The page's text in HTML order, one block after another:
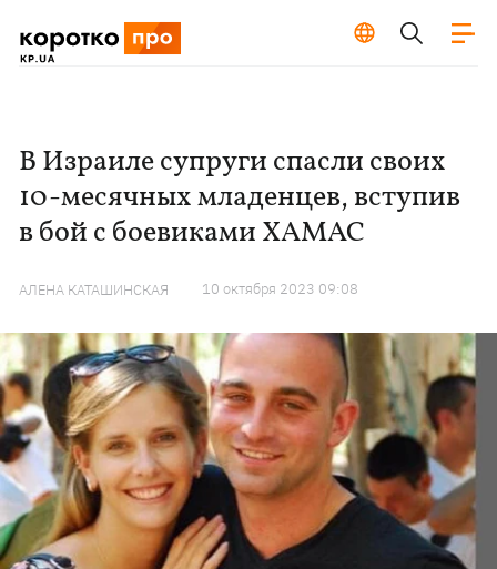
В Израиле супруги спасли своих
10-месячных младенцев, вступив
в бой с боевиками ХАМАС
АЛЕНА КАТАШИНСКАЯ 10 октября 2023 09:08